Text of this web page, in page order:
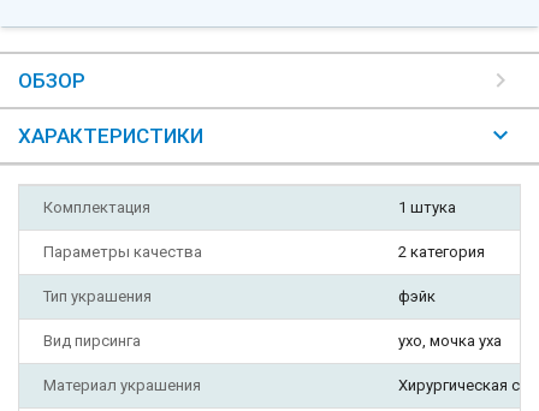
ОБЗОР
ХАРАКТЕРИСТИКИ
Комплектация 1 штука
Параметры качества 2 категория
Тип украшения фэйк
Вид пирсинга ухо, мочка уха
Материал украшения Хирургическая